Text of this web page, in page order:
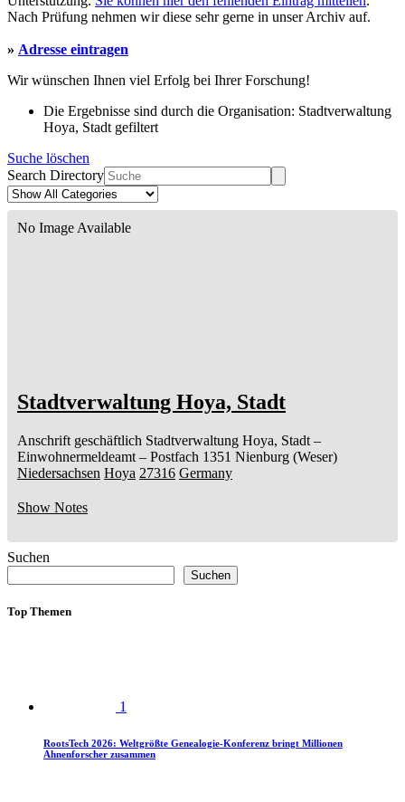
Nach Prüfung nehmen wir diese sehr gerne in unser Archiv auf.
» Adresse eintragen
Wir wünschen Ihnen viel Erfolg bei Ihrer Forschung!
Die Ergebnisse sind durch die Organisation: Stadtverwaltung
Hoya, Stadt gefiltert
Suche löschen
Search Directory
No Image Available
Stadtverwaltung Hoya, Stadt
Anschrift geschäftlich Stadtverwaltung Hoya, Stadt –
Einwohnermeldeamt – Postfach 1351 Nienburg (Weser)
Niedersachsen Hoya 27316 Germany
Show Notes
Suchen
Suchen
Top Themen
1
RootsTech 2026: Weltgrößte Genealogie-Konferenz bringt Millionen
Ahnenforscher zusammen